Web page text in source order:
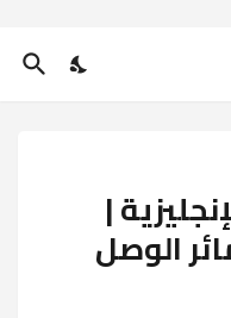
|
الوصل